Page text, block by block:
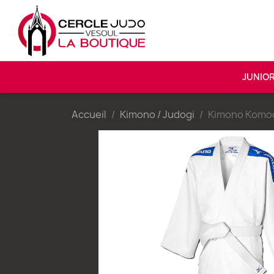
JUNIOR
Accueil Kimono / Judogi Kimono